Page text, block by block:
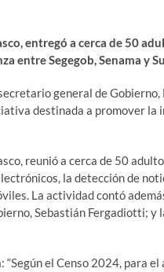
entregó a cerca de 50
entre Segegob, Senama y
general de
destinada a promover la
reunió a cerca de 50
la detección de
La actividad contó
Sebastián Fergadiotti; y
el Censo 2024, para